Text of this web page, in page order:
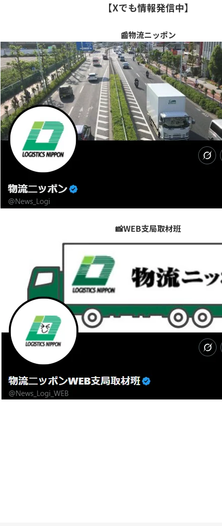
【Xでも情報発信中】
📰物流ニッポン
📸WEB支局取材班